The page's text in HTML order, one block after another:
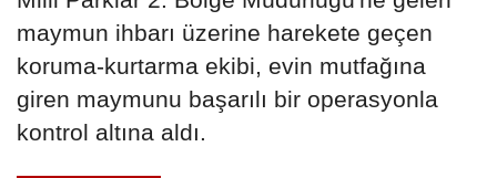
maymun ihbarı üzerine harekete geçen
koruma-kurtarma ekibi, evin mutfağına
giren maymunu başarılı bir operasyonla
kontrol altına aldı.